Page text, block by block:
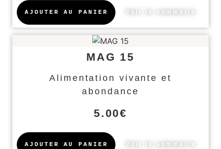
AJOUTER AU PANIER Voir le sommaire
MAG 15
Alimentation vivante et
abondance
5.00€
AJOUTER AU PANIER Voir le sommaire